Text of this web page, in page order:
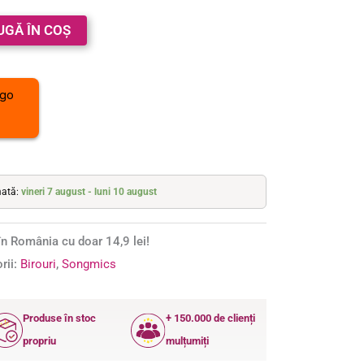
ÎN COȘ
vineri 7 august - luni 10 august
România cu doar 14,9 lei!
Birouri,Songmics
Produse în stoc
propriu
+ 150.000 de clienți
mulțumiți